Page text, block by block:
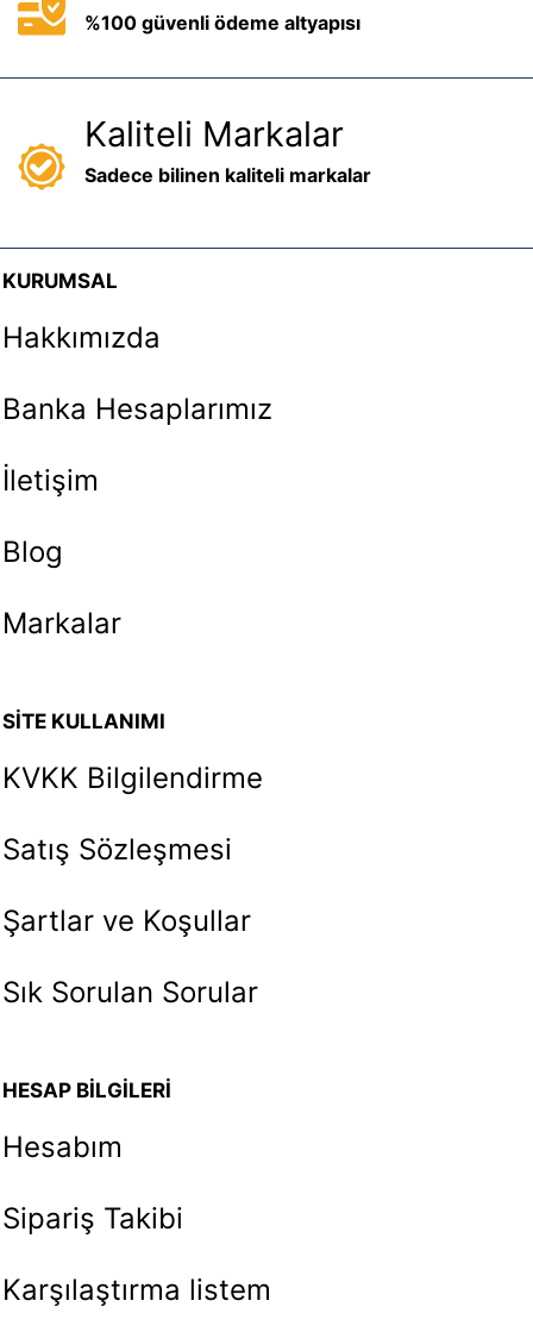
%100 güvenli ödeme altyapısı
Kaliteli Markalar
Sadece bilinen kaliteli markalar
KURUMSAL
Hakkımızda
Banka Hesaplarımız
İletişim
Blog
Markalar
SİTE KULLANIMI
KVKK Bilgilendirme
Satış Sözleşmesi
Şartlar ve Koşullar
Sık Sorulan Sorular
HESAP BİLGİLERİ
Hesabım
Sipariş Takibi
Karşılaştırma listem